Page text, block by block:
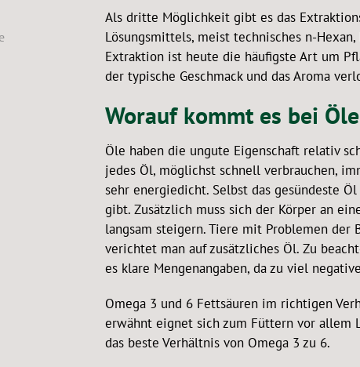
Als dritte Möglichkeit gibt es das
Lösungsmittels, meist technisches n-
Extraktion ist heute die häufigste Art um
der typische Geschmack und das Aroma
Worauf kommt es bei
Öle haben die ungute Eigenschaft relativ
jedes Öl, möglichst schnell verbrauchen,
sehr energiedicht. Selbst das gesündeste
gibt. Zusätzlich muss sich der Körper an
langsam steigern. Tiere mit Problemen
verichtet man auf zusätzliches Öl. Zu
es klare Mengenangaben, da zu viel
Omega 3 und 6 Fettsäuren im richtigen
erwähnt eignet sich zum Füttern vor allem
das beste Verhältnis von Omega 3 zu 6.